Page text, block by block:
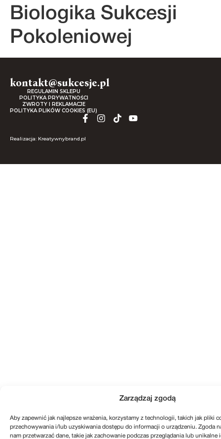
Zarządzaj zgodą
Aby zapewnić jak najlepsze wrażenia, korzystamy z technologii, takich jak pliki
przechowywania i/lub uzyskiwania dostępu do informacji o urządzeniu. Zgoda
nam przetwarzać dane, takie jak zachowanie podczas przeglądania lub unikalne
Biologika Sukcesji
Pokoleniowej
kontakt@sukcesje.pl
REGULAMIN SKLEPU
POLITYKA PRYWATNOŚCI
ZWROTY I REKLAMACJE
POLITYKA PLIKÓW COOKIES (EU)
Realizacja: Kreatywnybrand.pl